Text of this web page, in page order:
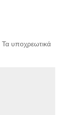
Τα υποχρεωτικά